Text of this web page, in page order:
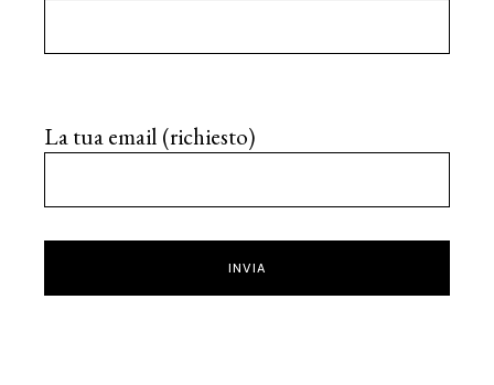
La tua email (richiesto)
INVIA